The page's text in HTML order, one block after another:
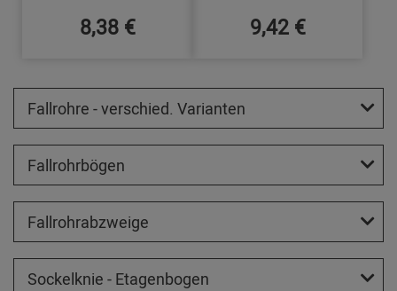
8,38 € 9,42 €
Fallrohre - verschied. Varianten
Fallrohrbögen
Fallrohrabzweige
Sockelknie - Etagenbogen